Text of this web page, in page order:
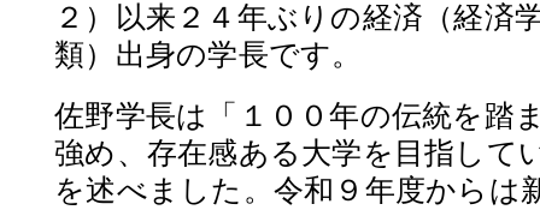
２）以来２４年ぶりの経済（経済
類）出身の学長です。
佐野学長は「１００年の伝統を踏
強め、存在感ある大学を目指して
を述べました。令和９年度からは